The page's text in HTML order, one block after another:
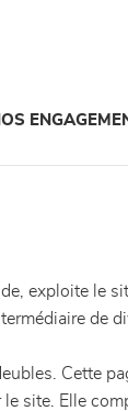
exploite le
de
Cette
site. Elle